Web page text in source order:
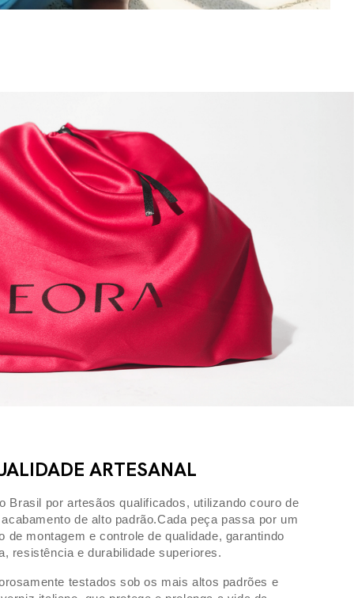
ARTESANAL
Brasil por artesãos qualificados, utilizando couro de
de alto padrão.Cada peça passa por um
de montagem e controle de qualidade, garantindo
resistência e durabilidade superiores.
testados sob os mais altos padrões e